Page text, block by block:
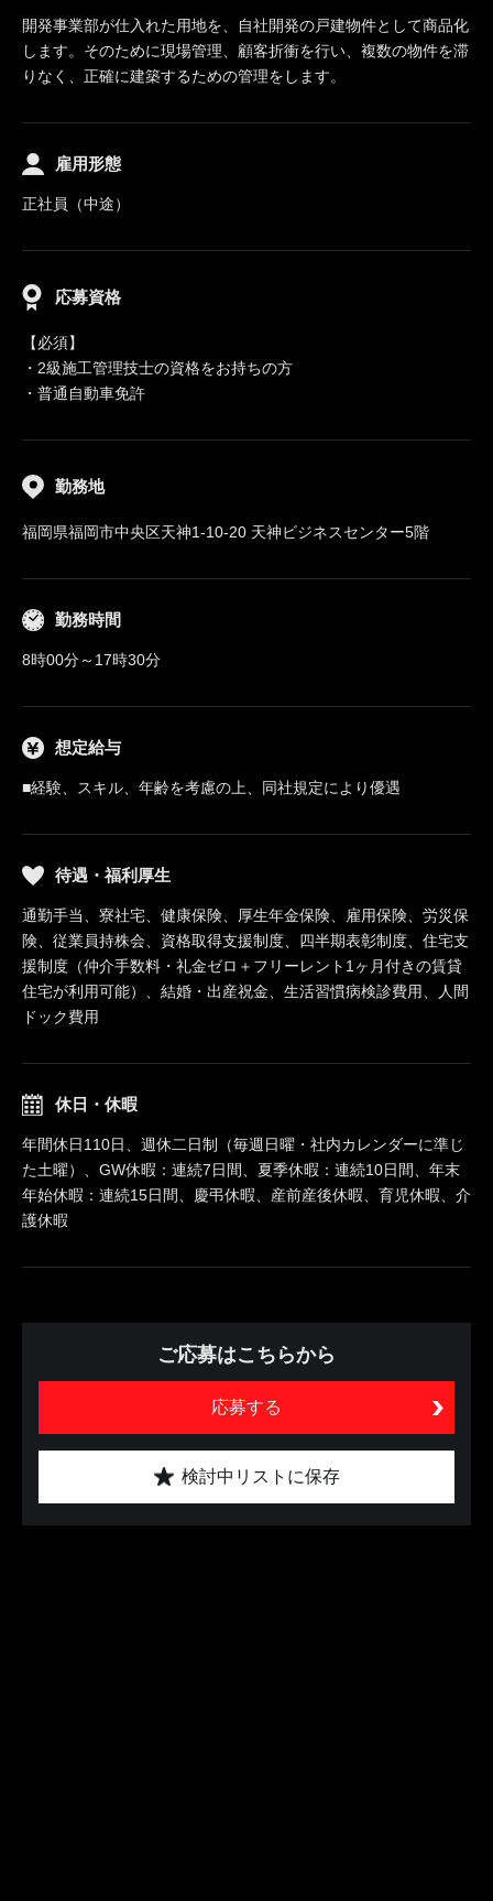
開発事業部が仕入れた用地を、自社開発の戸建物件として商品化
します。そのために現場管理、顧客折衝を行い、複数の物件を滞
りなく、正確に建築するための管理をします。
雇用形態
正社員（中途）
応募資格
【必須】
・2級施工管理技士の資格をお持ちの方
・普通自動車免許
勤務地
福岡県福岡市中央区天神1-10-20 天神ビジネスセンター5階
勤務時間
8時00分～17時30分
想定給与
■経験、スキル、年齢を考慮の上、同社規定により優遇
待遇・福利厚生
通勤手当、寮社宅、健康保険、厚生年金保険、雇用保険、労災保
険、従業員持株会、資格取得支援制度、四半期表彰制度、住宅支
援制度（仲介手数料・礼金ゼロ＋フリーレント1ヶ月付きの賃貸
住宅が利用可能）、結婚・出産祝金、生活習慣病検診費用、人間
ドック費用
休日・休暇
年間休日110日、週休二日制（毎週日曜・社内カレンダーに準じ
た土曜）、GW休暇：連続7日間、夏季休暇：連続10日間、年末
年始休暇：連続15日間、慶弔休暇、産前産後休暇、育児休暇、介
護休暇
ご応募はこちらから
応募する
検討中リストに保存